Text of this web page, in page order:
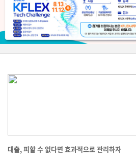
대출, 피할 수 없다면 효과적으로 관리하자